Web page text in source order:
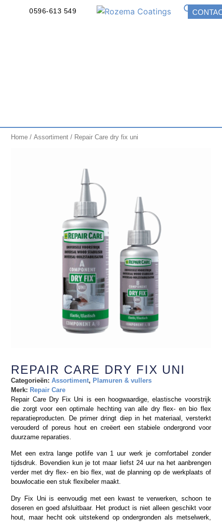
0596-613 549
Home /Assortiment / Repair Care dry fix uni
REPAIR CARE DRY FIX UNI
Categorieën: Assortiment, Plamuren & vullers
Merk: Repair Care
Repair Care Dry Fix Uni is een hoogwaardige, elastische voorstrijk
die zorgt voor een optimale hechting van alle dry flex- en bio flex
reparatieproducten. De primer dringt diep in het materiaal, versterkt
verouderd of poreus hout en creëert een stabiele ondergrond voor
duurzame reparaties.
Met een extra lange potlife van 1 uur werk je comfortabel zonder
tijdsdruk. Bovendien kun je tot maar liefst 24 uur na het aanbrengen
verder met dry flex- en bio flex, wat de planning op de werkplaats of
bouwlocatie een stuk flexibeler maakt.
Dry Fix Uni is eenvoudig met een kwast te verwerken, schoon te
doseren en goed afsluitbaar. Het product is niet alleen geschikt voor
hout, maar hecht ook uitstekend op ondergronden als metselwerk,